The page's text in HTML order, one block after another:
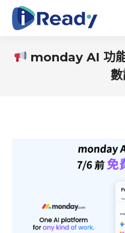
monday AI 功
數